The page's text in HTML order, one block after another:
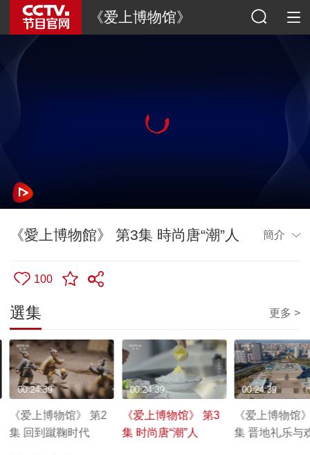
《爱上博物馆》
《愛上博物館》 第3集 時尚唐“潮”人 簡介
100
選集 更多 >
《爱上博物馆》 第2
集 回到蹴鞠时代
00:24:39
《爱上博物馆》 第3
集 时尚唐“潮”人
00:24:39
《爱上博物馆
集 晋地礼乐与
00:24:39